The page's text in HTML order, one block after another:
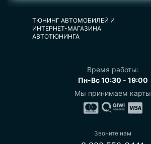
ТЮНИНГ АВТОМОБИЛЕЙ И
ИНТЕРНЕТ-МАГАЗИНА
АВТОТЮНИНГА
Время работы:
Пн-Вс 10:30 - 19:00
Мы принимаем карты
Звоните нам